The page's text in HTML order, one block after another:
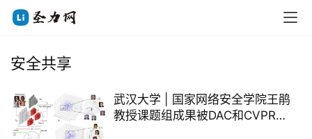
安全共享
武汉大学 | 国家网络安全学院王鹃
教授课题组成果被DAC和CVPR